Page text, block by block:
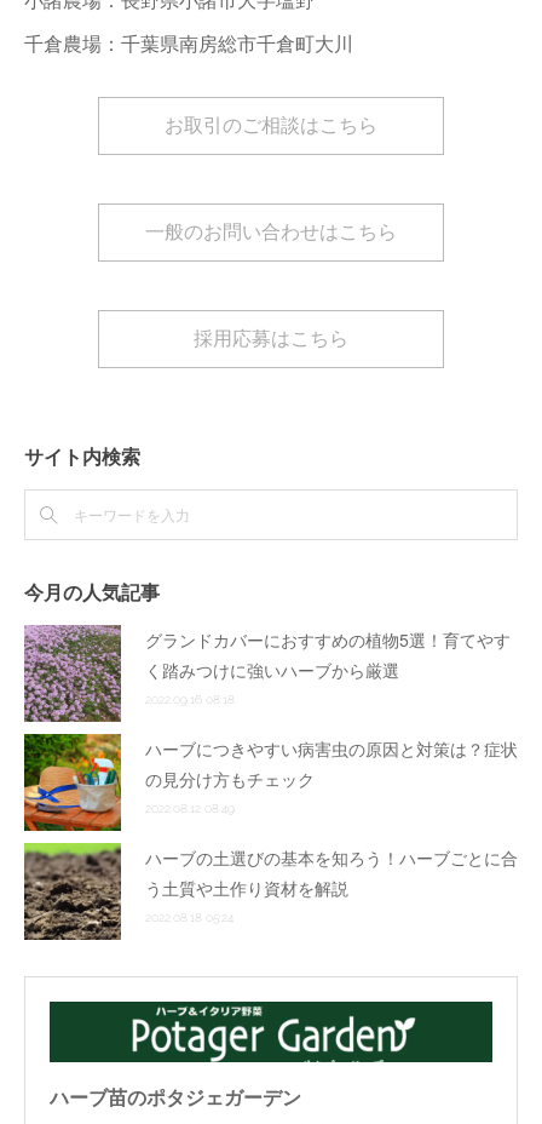
千倉農場：千葉県南房総市千倉町大川
お取引のご相談はこちら
一般のお問い合わせはこちら
採用応募はこちら
サイト内検索
今月の人気記事
グランドカバーにおすすめの植物5選！育てやす
く踏みつけに強いハーブから厳選
2022.09.16 08:18
ハーブにつきやすい病害虫の原因と対策は？症状
の見分け方もチェック
2022.08.12 08:49
ハーブの土選びの基本を知ろう！ハーブごとに合
う土質や土作り資材を解説
2022.08.18 05:24
ハーブ苗のポタジェガーデン